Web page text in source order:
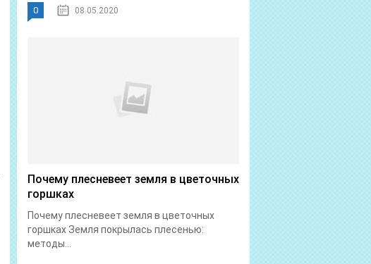
0 08.05.2020
Почему плесневеет земля в цветочных
горшках
Почему плесневеет земля в цветочных
горшках Земля покрылась плесенью:
методы...